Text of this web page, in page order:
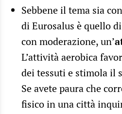
Sebbene il tema sia
di Eurosalus è quello
con moderazione, un’
L’attività aerobica
dei tessuti e stimola il
Se avete paura che
fisico in una città